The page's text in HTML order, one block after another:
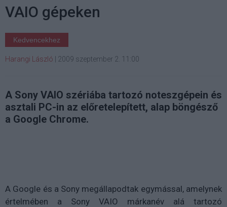
VAIO gépeken
Kedvencekhez
Harangi László 2009 szeptember 2. 11:00
A Sony VAIO szériába tartozó noteszgépein és
asztali PC-in az előretelepített, alap böngésző
a Google Chrome.
A Google és a Sony megállapodtak egymással, amelynek
értelmében a Sony VAIO márkanév alá tartozó